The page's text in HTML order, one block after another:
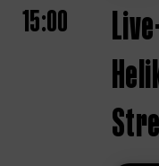
15:00